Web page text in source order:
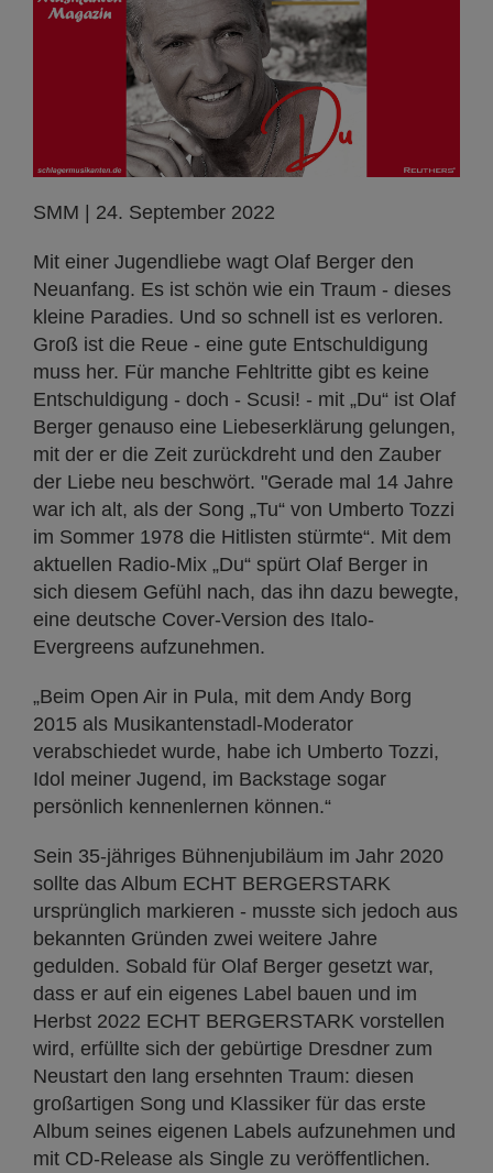
SMM | 24. September 2022
Mit einer Jugendliebe wagt Olaf Berger den
Neuanfang. Es ist schön wie ein Traum - dieses
kleine Paradies. Und so schnell ist es verloren.
Groß ist die Reue - eine gute Entschuldigung
muss her. Für manche Fehltritte gibt es keine
Entschuldigung - doch - Scusi! - mit „Du“ ist Olaf
Berger genauso eine Liebeserklärung gelungen,
mit der er die Zeit zurückdreht und den Zauber
der Liebe neu beschwört. "Gerade mal 14 Jahre
war ich alt, als der Song „Tu“ von Umberto Tozzi
im Sommer 1978 die Hitlisten stürmte“. Mit dem
aktuellen Radio-Mix „Du“ spürt Olaf Berger in
sich diesem Gefühl nach, das ihn dazu bewegte,
eine deutsche Cover-Version des Italo-
Evergreens aufzunehmen.
„Beim Open Air in Pula, mit dem Andy Borg
2015 als Musikantenstadl-Moderator
verabschiedet wurde, habe ich Umberto Tozzi,
Idol meiner Jugend, im Backstage sogar
persönlich kennenlernen können.“
Sein 35-jähriges Bühnenjubiläum im Jahr 2020
sollte das Album ECHT BERGERSTARK
ursprünglich markieren - musste sich jedoch aus
bekannten Gründen zwei weitere Jahre
gedulden. Sobald für Olaf Berger gesetzt war,
dass er auf ein eigenes Label bauen und im
Herbst 2022 ECHT BERGERSTARK vorstellen
wird, erfüllte sich der gebürtige Dresdner zum
Neustart den lang ersehnten Traum: diesen
großartigen Song und Klassiker für das erste
Album seines eigenen Labels aufzunehmen und
mit CD-Release als Single zu veröffentlichen.